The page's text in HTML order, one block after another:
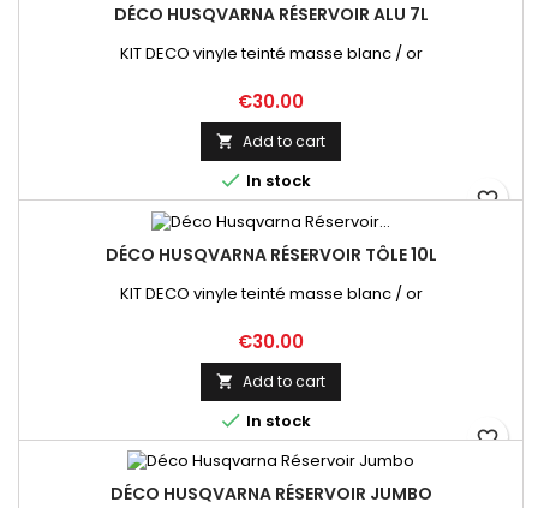
DÉCO HUSQVARNA RÉSERVOIR ALU 7L
KIT DECO vinyle teinté masse blanc / or
Price
€30.00
 Add to cart
 In stock
favorite_border
DÉCO HUSQVARNA RÉSERVOIR TÔLE 10L
KIT DECO vinyle teinté masse blanc / or
Price
€30.00
 Add to cart
 In stock
favorite_border
DÉCO HUSQVARNA RÉSERVOIR JUMBO